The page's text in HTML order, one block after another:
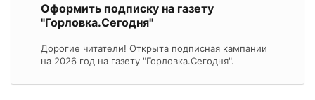
Оформить подписку на газету
"Горловка.Сегодня"
Дорогие читатели! Открыта подписная кампании
на 2026 год на газету "Горловка.Сегодня".